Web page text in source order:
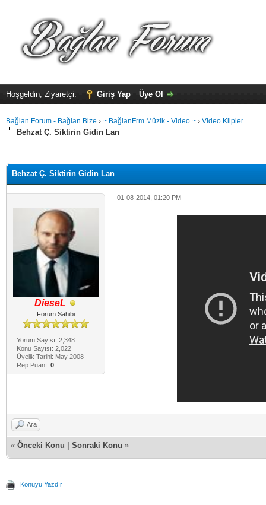
Hoşgeldin, Ziyaretçi: Giriş Yap Üye Ol
Bağlan Forum - Bağlan Bize › ~ BağlanFrm Müzik - Video ~ › Video Klipler
Behzat Ç. Siktirin Gidin Lan
Behzat Ç. Siktirin Gidin Lan
DieseL
Forum Sahibi
Yorum Sayısı: 2,348
Konu Sayısı: 2,022
Üyelik Tarihi: May 2008
Rep Puanı: 0
01-08-2014, 01:20 PM
Ara
« Önceki Konu Sonraki Konu »
Konuyu Yazdır